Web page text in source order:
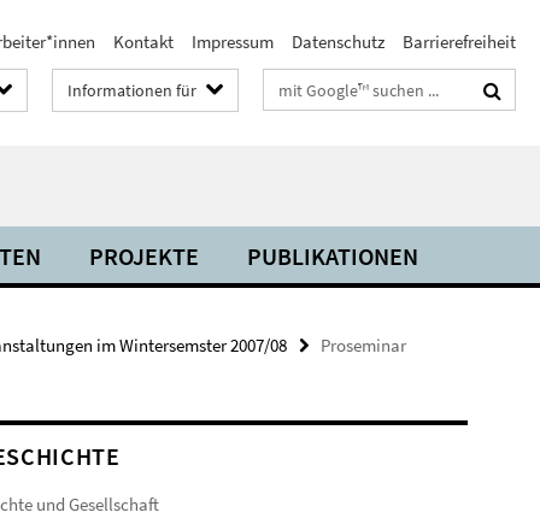
Kontakt Impressum Datenschutz Barrierefreiheit
Informationen für Suchbegriffe
PROJEKTE PUBLIKATIONEN
im Wintersemster 2007/08
Proseminar
und Gesellschaft